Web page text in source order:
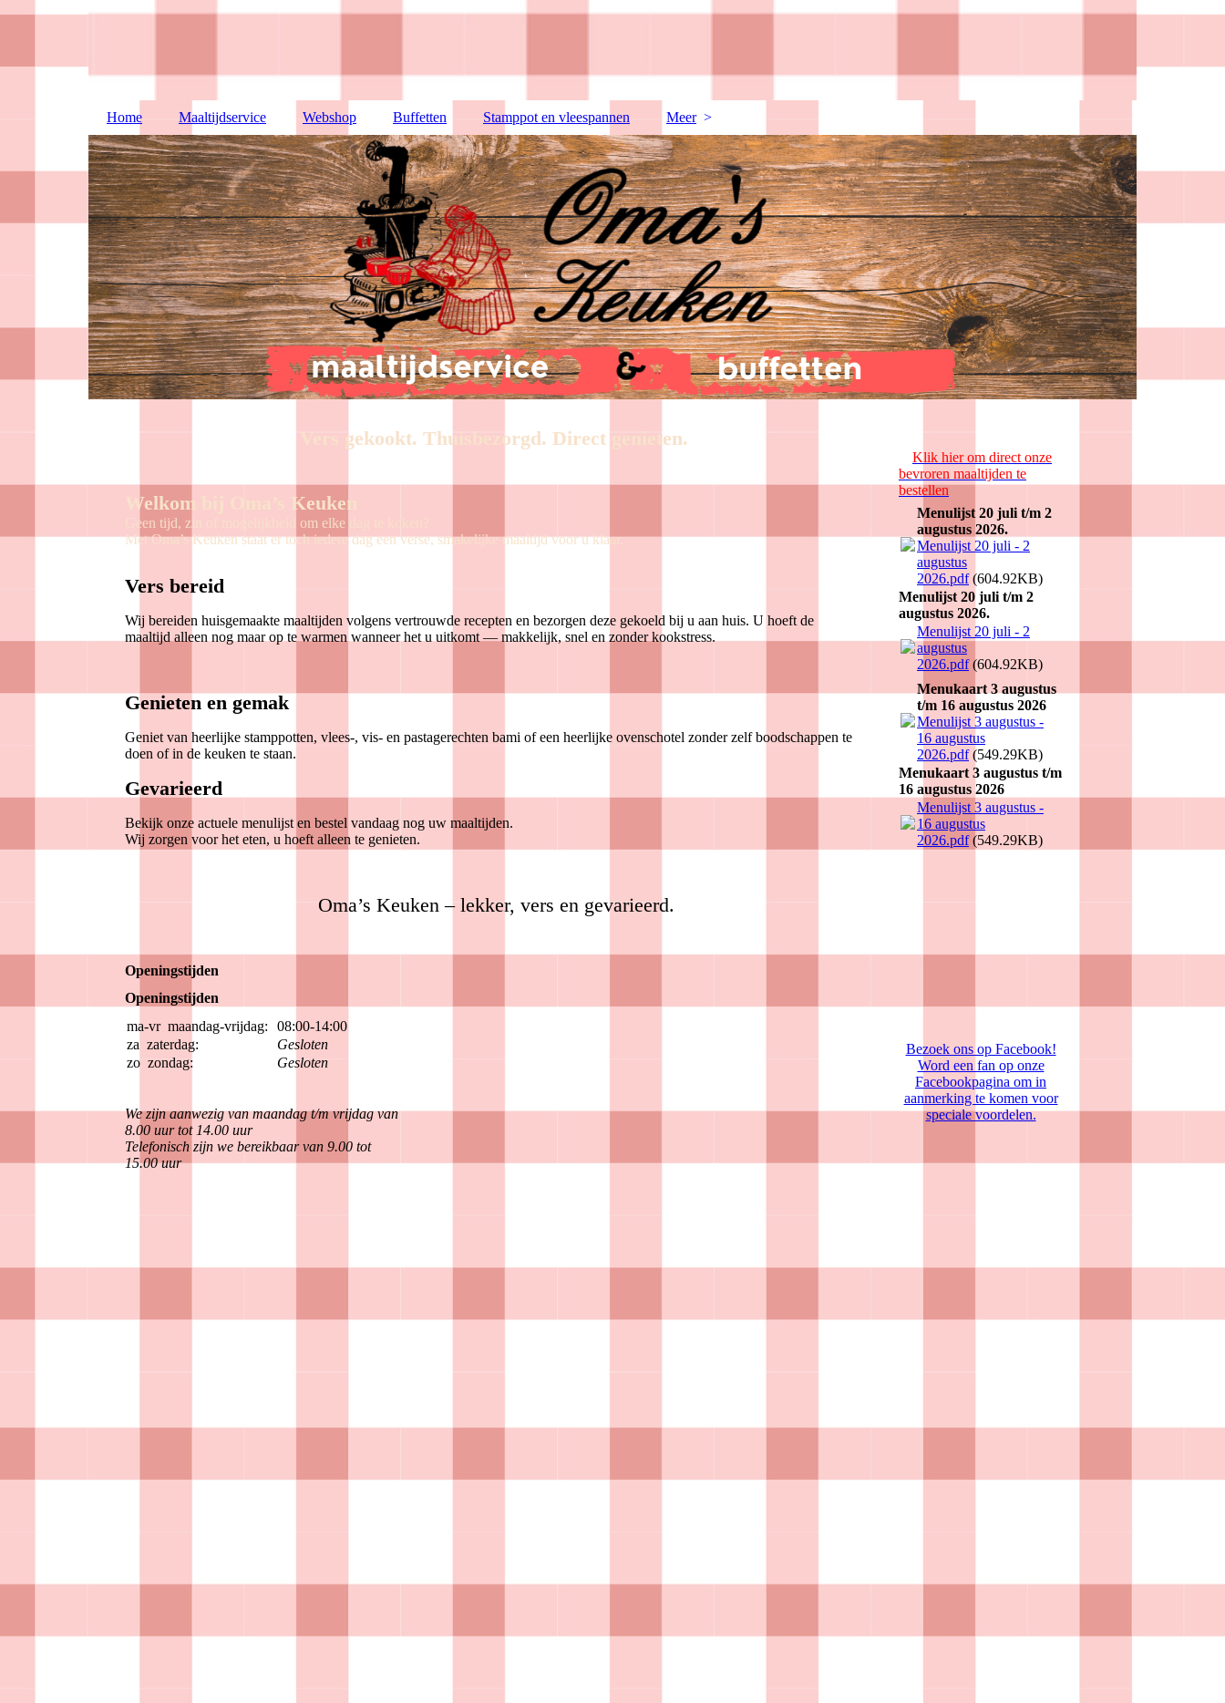
Home Maaltijdservice Webshop Buffetten Stamppot en vleespannen Meer
Vers gekookt. Thuisbezorgd. Direct genieten.
Welkom bij Oma’s Keuken
Geen tijd, zin of mogelijkheid om elke dag te koken?
Met Oma’s Keuken staat er toch iedere dag een verse, smakelijke maaltijd voor u klaar.
Vers bereid
Wij bereiden huisgemaakte maaltijden volgens vertrouwde recepten en bezorgen deze gekoeld bij u aan huis. U hoeft de
maaltijd alleen nog maar op te warmen wanneer het u uitkomt — makkelijk, snel en zonder kookstress.
Genieten en gemak
Geniet van heerlijke stamppotten, vlees-, vis- en pastagerechten bami of een heerlijke ovenschotel zonder zelf boodschappen te
doen of in de keuken te staan.
Gevarieerd
Bekijk onze actuele menulijst en bestel vandaag nog uw maaltijden.
Wij zorgen voor het eten, u hoeft alleen te genieten.
Oma’s Keuken – lekker, vers en gevarieerd.
Openingstijden
Openingstijden
ma-vr maandag-vrijdag:
08:00-14:00
za zaterdag:
Gesloten
zo zondag: Gesloten
We zijn aanwezig van maandag t/m vrijdag van
8.00 uur tot 14.00 uur
Telefonisch zijn we bereikbaar van 9.00 tot
15.00 uur
Klik hier om direct onze
bevroren maaltijden te
bestellen
Menulijst 20 juli t/m 2
augustus 2026.
Menulijst 20 juli - 2
augustus
2026.pdf(604.92KB)
Menulijst 20 juli t/m 2
augustus 2026.
Menulijst 20 juli - 2
augustus
2026.pdf(604.92KB)
Menukaart 3 augustus
t/m 16 augustus 2026
Menulijst 3 augustus -
16 augustus
2026.pdf(549.29KB)
Menukaart 3 augustus t/m
16 augustus 2026
Menulijst 3 augustus -
16 augustus
2026.pdf(549.29KB)
Bezoek ons op Facebook!
Word een fan op onze
Facebookpagina om in
aanmerking te komen voor
speciale voordelen.